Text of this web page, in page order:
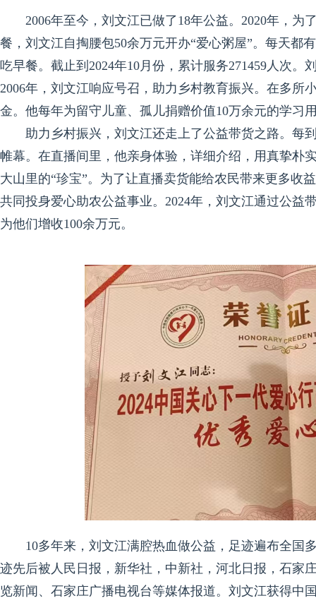
2006年至今，刘文江已做了18年公益。2020年，
餐，刘文江自掏腰包50余万元开办“爱心粥屋”。每天都
吃早餐。截止到2024年10月份，累计服务271459人次
2006年，刘文江响应号召，助力乡村教育振兴。在多所
金。他每年为留守儿童、孤儿捐赠价值10万余元的学习
助力乡村振兴，刘文江还走上了公益带货之路。每
帷幕。在直播间里，他亲身体验，详细介绍，用真挚朴
大山里的“珍宝”。为了让直播卖货能给农民带来更多收
共同投身爱心助农公益事业。2024年，刘文江通过公益
为他们增收100余万元。
10多年来，刘文江满腔热血做公益，足迹遍布全国
迹先后被人民日报，新华社，中新社，河北日报，石家
览新闻、石家庄广播电视台等媒体报道。刘文江获得中